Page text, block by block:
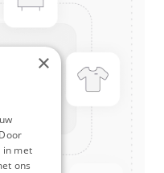
×
in met
ons